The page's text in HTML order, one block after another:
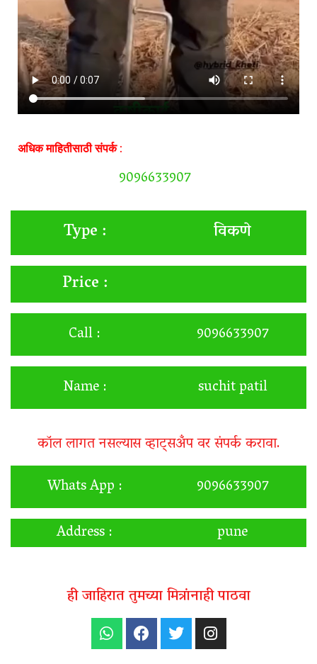
अधिक माहितीसाठी संपर्क :
9096633907
Type :
विकणे
Price :
Call :
9096633907
Name :
suchit patil
कॉल लागत नसल्यास व्हाट्सअँप वर संपर्क करावा.
Whats App :
9096633907
Address :
pune
ही जाहिरात तुमच्या मित्रांनाही पाठवा